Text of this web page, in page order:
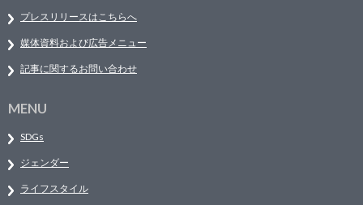
プレスリリースはこちらへ
媒体資料および広告メニュー
記事に関するお問い合わせ
MENU
SDGs
ジェンダー
ライフスタイル